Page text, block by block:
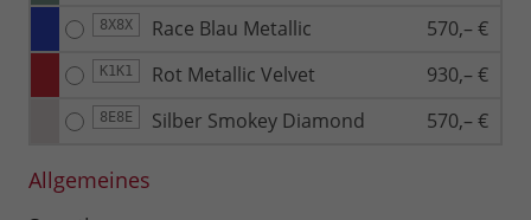
8X8X Race Blau Metallic 570,– €
K1K1 Rot Metallic Velvet 930,– €
8E8E Silber Smokey Diamond 570,– €
Allgemeines